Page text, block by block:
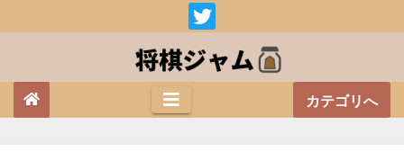
カテゴリへ